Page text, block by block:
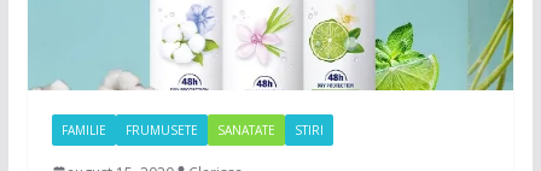
FAMILIE FRUMUSETE SANATATE STIRI